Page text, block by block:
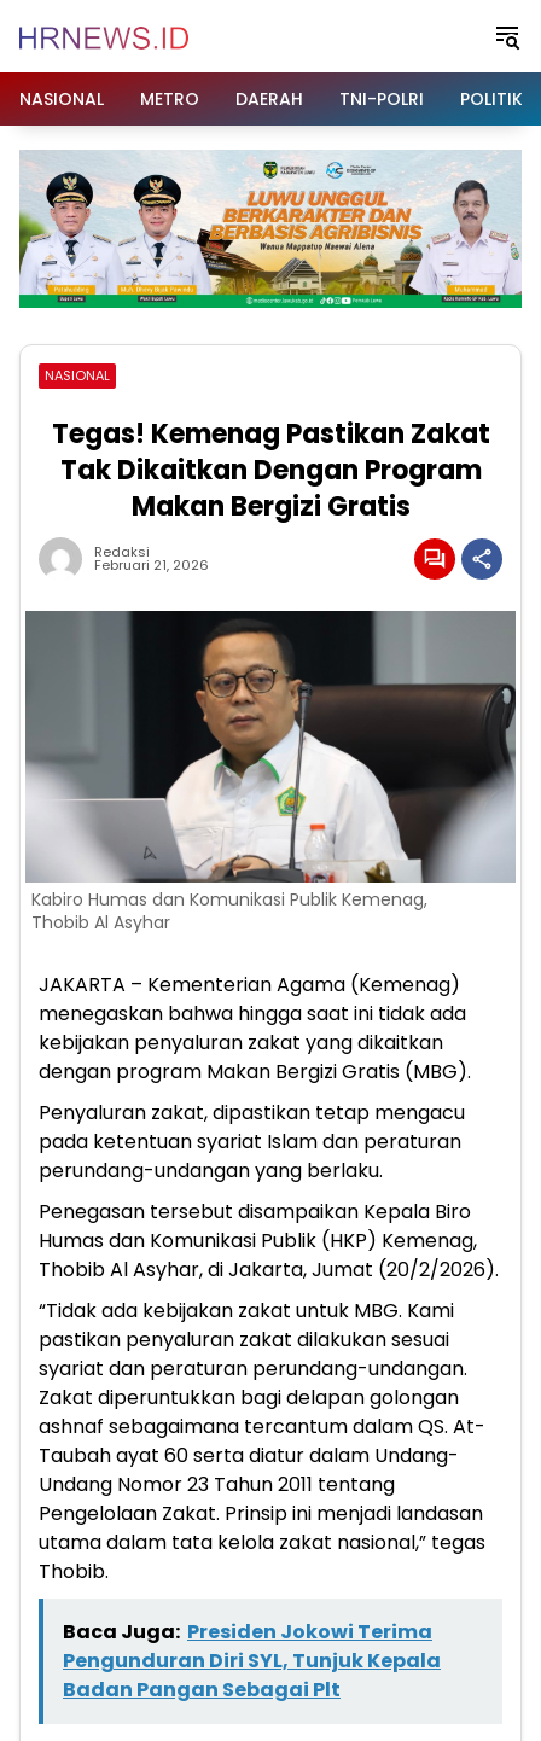
NASIONAL
METRO DAERAH TNI-POLRI POLITIK
NASIONAL
Tegas! Kemenag Pastikan Zakat
Tak Dikaitkan Dengan Program
Makan Bergizi Gratis
Redaksi
Februari 21, 2026
Kabiro Humas dan Komunikasi Publik Kemenag,
Thobib Al Asyhar
JAKARTA – Kementerian Agama (Kemenag)
menegaskan bahwa hingga saat ini tidak ada
kebijakan penyaluran zakat yang dikaitkan
dengan program Makan Bergizi Gratis (MBG).
Penyaluran zakat, dipastikan tetap mengacu
pada ketentuan syariat Islam dan peraturan
perundang-undangan yang berlaku.
Penegasan tersebut disampaikan Kepala Biro
Humas dan Komunikasi Publik (HKP) Kemenag,
Thobib Al Asyhar, di Jakarta, Jumat (20/2/2026).
“Tidak ada kebijakan zakat untuk MBG. Kami
pastikan penyaluran zakat dilakukan sesuai
syariat dan peraturan perundang-undangan.
Zakat diperuntukkan bagi delapan golongan
ashnaf sebagaimana tercantum dalam QS. At-
Taubah ayat 60 serta diatur dalam Undang-
Undang Nomor 23 Tahun 2011 tentang
Pengelolaan Zakat. Prinsip ini menjadi landasan
utama dalam tata kelola zakat nasional,” tegas
Thobib.
Baca Juga: Presiden Jokowi Terima
Pengunduran Diri SYL, Tunjuk Kepala
Badan Pangan Sebagai Plt